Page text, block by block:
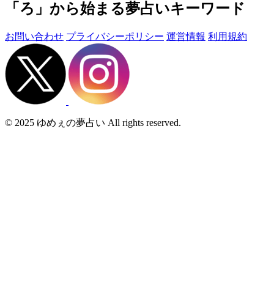
「ろ」から始まる夢占いキーワード
お問い合わせ プライバシーポリシー 運営情報 利用規約
© 2025 ゆめぇの夢占い All rights reserved.